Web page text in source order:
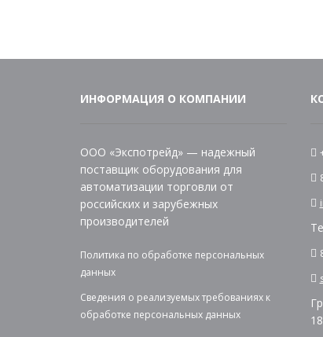
ИНФОРМАЦИЯ О КОМПАНИИ
ООО «Экспотрейд» — надежный
поставщик оборудования для
автоматизации торговли от
российских и зарубежных
производителей
Политика по обработке персональных
данных
Сведения о реализуемых требованиях к
обработке персональных данных